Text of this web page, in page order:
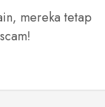
mereka tetap